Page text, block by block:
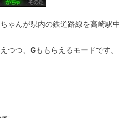
ゃんが県内の鉄道路線を高崎駅中
つつ、 Gももらえるモードです。